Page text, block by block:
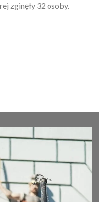
zginęły 32 osoby.